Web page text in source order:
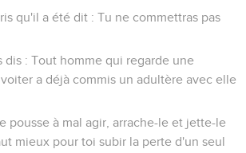
qu'il a été dit : Tu ne commettras pas
dis : Tout homme qui regarde une
a déjà commis un adultère avec elle
pousse à mal agir, arrache-le et jette-le
mieux pour toi subir la perte d'un seul